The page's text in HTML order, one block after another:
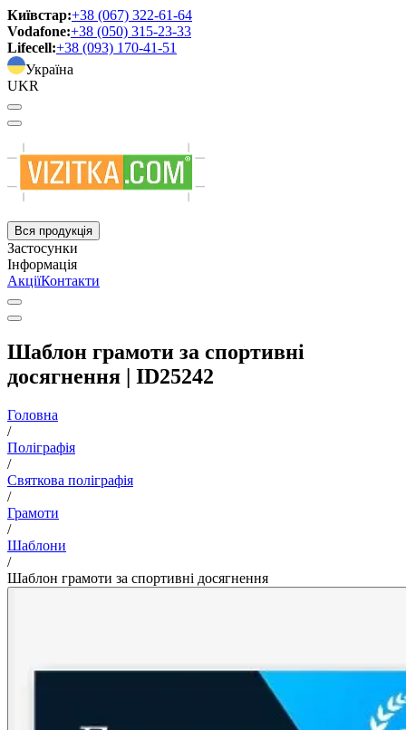
Київстар:+38 (067) 322-61-64
Vodafone:+38 (050) 315-23-33
Lifecell:+38 (093) 170-41-51
Україна
UKR
Вся продукція
Застосунки
Інформація
АкціїКонтакти
Шаблон грамоти за спортивні
досягнення | ID25242
Головна
/
Поліграфія
/
Святкова поліграфія
/
Грамоти
/
Шаблони
/
Шаблон грамоти за спортивні досягнення